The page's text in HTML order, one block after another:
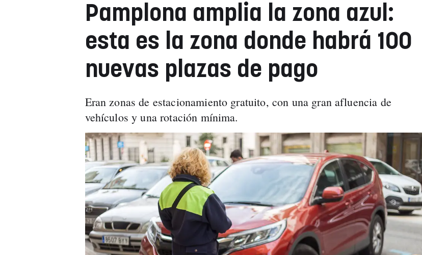
Pamplona amplia la zona azul:
esta es la zona donde habrá 100
nuevas plazas de pago
Eran zonas de estacionamiento gratuito, con una gran afluencia de
vehículos y una rotación mínima.